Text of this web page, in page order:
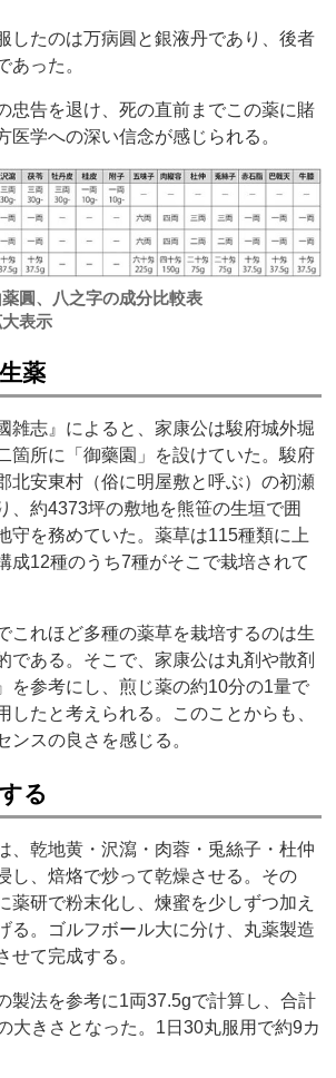
したのは万病圓と銀液丹であり、後者
あった。
忠告を退け、死の直前までこの薬に賭
医学への深い信念が感じられる。
圓、八之字の成分比較表
表示
薬
雑志』によると、家康公は駿府城外堀
箇所に「御藥園」を設けていた。駿府
北安東村（俗に明屋敷と呼ぶ）の初瀬
、約4373坪の敷地を熊笹の生垣で囲
守を務めていた。薬草は115種類に上
成12種のうち7種がそこで栽培されて
これほど多種の薬草を栽培するのは生
である。そこで、家康公は丸剤や散剤
を参考にし、煎じ薬の約10分の1量で
したと考えられる。このことからも、
ンスの良さを感じる。
る
、乾地黄・沢瀉・肉蓉・兎絲子・杜仲
し、焙烙で炒って乾燥させる。その
薬研で粉末化し、煉蜜を少しずつ加え
る。ゴルフボール大に分け、丸薬製造
せて完成する。
製法を参考に1両37.5gで計算し、合計
大きさとなった。1日30丸服用で約9カ